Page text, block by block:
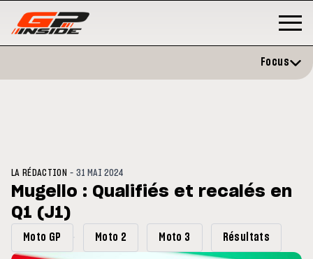
du GP de Grande-
Zarco évite l'opération et vise
retour en septembre
Focus
LA RÉDACTION -31 MAI 2024
Mugello : Qualifiés et recalés en
Q1 (J1)
Moto GP Moto 2 Moto 3 Résultats